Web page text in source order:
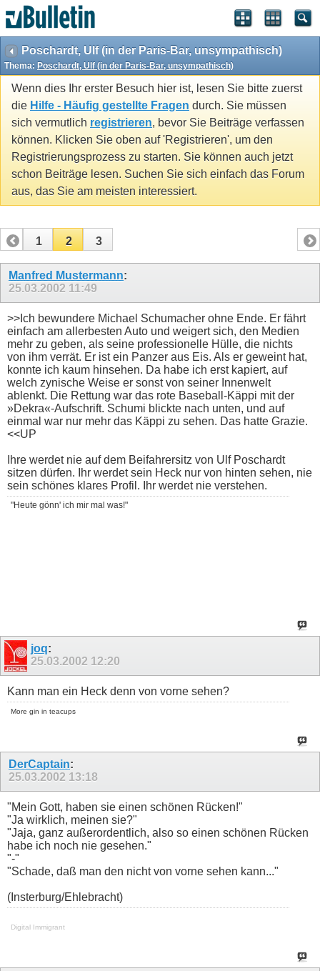
Poschardt, Ulf (in der Paris-Bar, unsympathisch)
Thema: Poschardt, Ulf (in der Paris-Bar, unsympathisch)
Wenn dies Ihr erster Besuch hier ist, lesen Sie bitte zuerst
die Hilfe - Häufig gestellte Fragen durch. Sie müssen
sich vermutlich registrieren, bevor Sie Beiträge verfassen
können. Klicken Sie oben auf 'Registrieren', um den
Registrierungsprozess zu starten. Sie können auch jetzt
schon Beiträge lesen. Suchen Sie sich einfach das Forum
aus, das Sie am meisten interessiert.
1 2 3
Manfred Mustermann:
25.03.2002 11:49
>>Ich bewundere Michael Schumacher ohne Ende. Er fährt
einfach am allerbesten Auto und weigert sich, den Medien
mehr zu geben, als seine professionelle Hülle, die nichts
von ihm verrät. Er ist ein Panzer aus Eis. Als er geweint hat,
konnte ich kaum hinsehen. Da habe ich erst kapiert, auf
welch zynische Weise er sonst von seiner Innenwelt
ablenkt. Die Rettung war das rote Baseball-Käppi mit der
»Dekra«-Aufschrift. Schumi blickte nach unten, und auf
einmal war nur mehr das Käppi zu sehen. Das hatte Grazie.
<<UP
Ihre werdet nie auf dem Beifahrersitz von Ulf Poschardt
sitzen dürfen. Ihr werdet sein Heck nur von hinten sehen, nie
sein schönes klares Profil. Ihr werdet nie verstehen.
"Heute gönn' ich mir mal was!"
joq:
25.03.2002 12:20
Kann man ein Heck denn von vorne sehen?
More gin in teacups
DerCaptain:
25.03.2002 13:18
"Mein Gott, haben sie einen schönen Rücken!"
"Ja wirklich, meinen sie?"
"Jaja, ganz außerordentlich, also so einen schönen Rücken
habe ich noch nie gesehen."
"-"
"Schade, daß man den nicht von vorne sehen kann..."
(Insterburg/Ehlebracht)
Digital Immigrant